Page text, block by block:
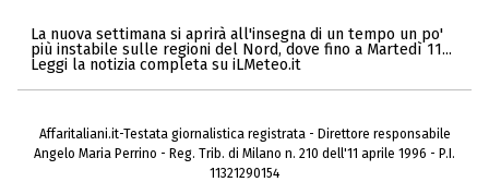
La nuova settimana si aprirà all'insegna di un tempo un po'
più instabile sulle regioni del Nord, dove fino a Martedì 11...
Leggi la notizia completa su iLMeteo.it
Affaritaliani.it-Testata giornalistica registrata - Direttore responsabile
Angelo Maria Perrino - Reg. Trib. di Milano n. 210 dell'11 aprile 1996 - P.I.
11321290154